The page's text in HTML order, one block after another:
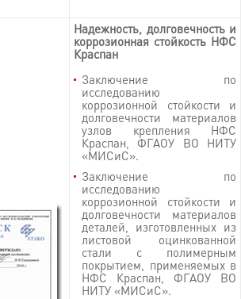
Надежность, долговечность и
коррозионная стойкость НФС
Краспан
Заключение по
исследованию
коррозионной стойкости и
долговечности материалов
узлов крепления НФС
Краспан, ФГАОУ ВО НИТУ
«МИСиС».
Заключение по
исследованию
коррозионной стойкости и
долговечности материалов
деталей, изготовленных из
листовой оцинкованной
стали с полимерным
покрытием, применяемых в
НФС Краспан, ФГАОУ ВО
НИТУ «МИСиС».